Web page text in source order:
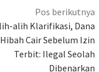
Pos berikutnya
alih Klarifikasi, Dana
Hibah Cair Sebelum Izin
Terbit: Ilegal Seolah
Dibenarkan